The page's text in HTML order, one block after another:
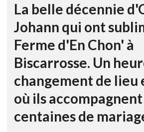
La belle décennie
Johann qui ont
Ferme d'En Chon' à
Biscarrosse. Un
changement de lieu
où ils
centaines de